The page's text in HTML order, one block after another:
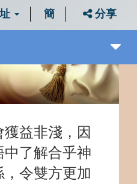
簡 分享
益非淺，因
了解合乎神
令雙方更加